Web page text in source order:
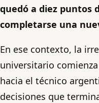
quedó a diez puntos
completarse una
En ese contexto, la
universitario
hacia el técnico
decisiones que